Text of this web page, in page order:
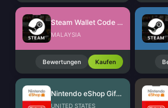
Steam Wallet Code (MYR)
MALAYSIA
Bewertungen Kaufen
Nintendo eShop Gift Card (US)
UNITED STATES